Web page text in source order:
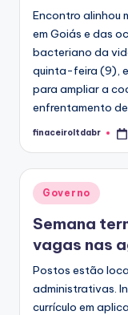
Encontro alinhou
em Goiás e das
bacteriano da
quinta-feira (9),
para ampliar a
enfrentamento
Posted
finaceiroltdabr
Posted
Governo
Semana
vagas nas
Postos estão
administrativas.
currículo em